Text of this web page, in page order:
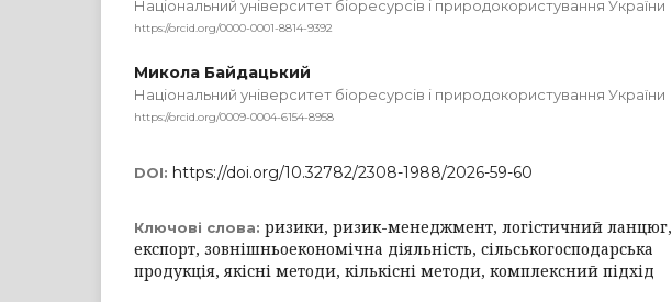
Національний університет біоресурсів і природокористування України
https://orcid.org/0000-0001-8814-9392
Микола Байдацький
Національний університет біоресурсів і природокористування України
https://orcid.org/0009-0004-6154-8958
DOI: https://doi.org/10.32782/2308-1988/2026-59-60
Ключові слова: ризики, ризик-менеджмент, логістичний ланцюг,
експорт, зовнішньоекономічна діяльність, сільськогосподарська
продукція, якісні методи, кількісні методи, комплексний підхід